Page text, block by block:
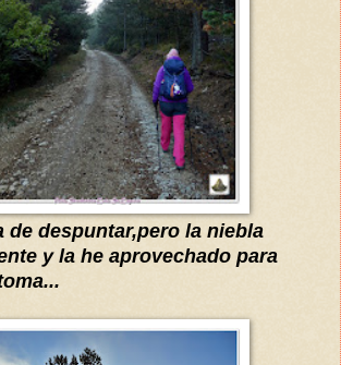
de despuntar,pero la niebla
y la he aprovechado para